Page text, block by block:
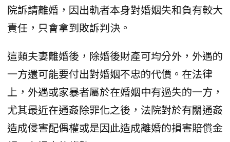
院訴請離婚，因出軌者本身對婚姻失和負有較大
責任，只會拿到敗訴判決。
這類夫妻離婚後，除婚後財產可均分外，外遇的
一方還可能要付出對婚姻不忠的代價。在法律
上，外遇或家暴者屬於在婚姻中有過失的一方，
尤其最近在通姦除罪化之後，法院對於有關通姦
造成侵害配偶權或是因此造成離婚的損害賠償金